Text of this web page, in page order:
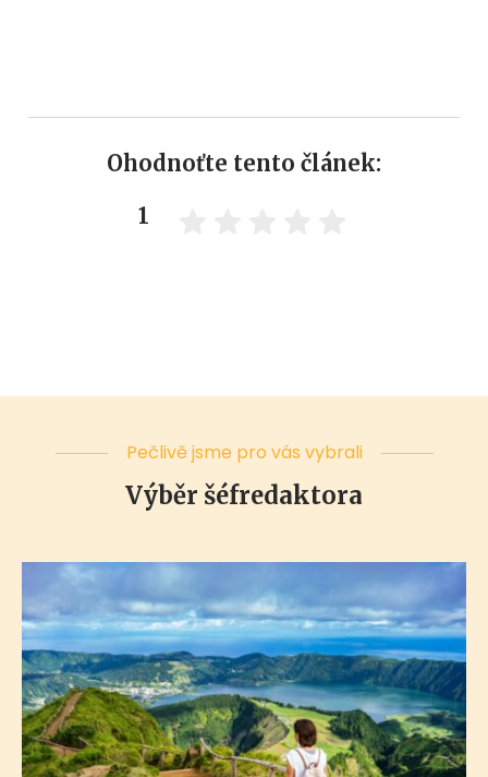
Ohodnoťte tento článek:
1
Pečlivě jsme pro vás vybrali
Výběr šéfredaktora